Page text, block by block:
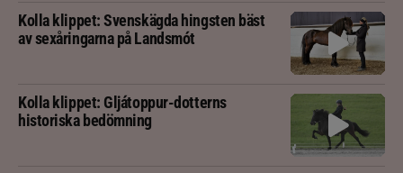
Kolla klippet: Svenskägda hingsten bäst
av sexåringarna på Landsmót
Kolla klippet: Gljátoppur-dotterns
historiska bedömning